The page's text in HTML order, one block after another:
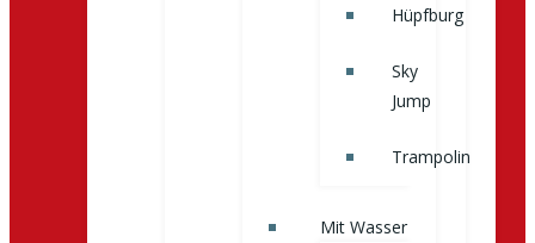
Hüpfburg
Sky
Jump
Trampolin
Mit Wasser